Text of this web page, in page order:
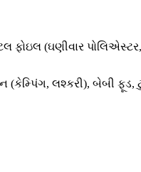
(ઘણીવાર
(કેમ્પિંગ, લશ્કરી),